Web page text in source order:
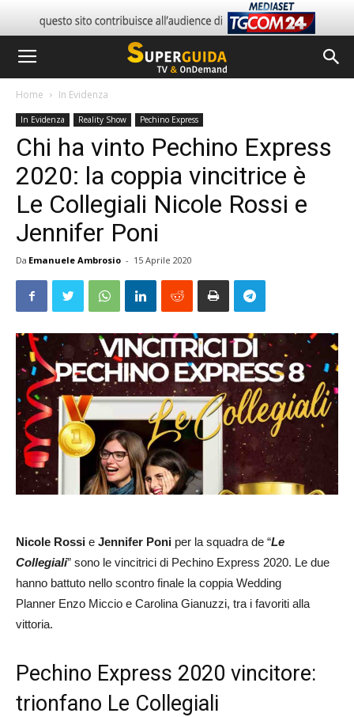
Home In Evidenza
In Evidenza Reality Show Pechino Express
Chi ha vinto Pechino Express
2020: la coppia vincitrice è
Le Collegiali Nicole Rossi e
Jennifer Poni
Da Emanuele Ambrosio - 15 Aprile 2020
Nicole Rossi e Jennifer Poni per la squadra de “Le
Collegiali” sono le vincitrici di Pechino Express 2020. Le due
hanno battuto nello scontro finale la coppia Wedding
Planner Enzo Miccio e Carolina Gianuzzi, tra i favoriti alla
vittoria.
Pechino Express 2020 vincitore:
trionfano Le Collegiali